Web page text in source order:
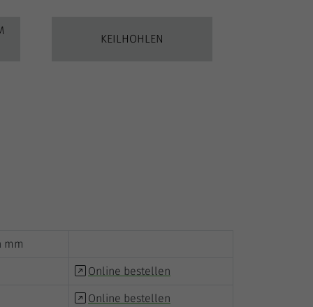
KEILHOHLEN
mm
Online bestellen
Online bestellen